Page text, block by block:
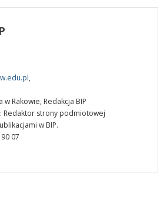
,
w Rakowie, Redakcja BIP
Redaktor strony podmiotowej
w BIP.
07